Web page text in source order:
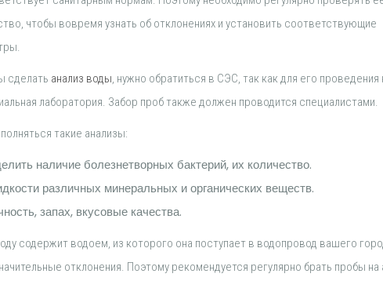
чтобы вовремя узнать об отклонениях и установить соответствующие
сделать анализ воды, нужно обратиться в СЭС, так как для его проведения
лаборатория. Забор проб также должен проводится специалистами.
такие анализы:
наличие болезнетворных бактерий, их количество.
различных минеральных и органических веществ.
запах, вкусовые качества.
содержит водоем, из которого она поступает в водопровод вашего
отклонения. Поэтому рекомендуется регулярно брать пробы на